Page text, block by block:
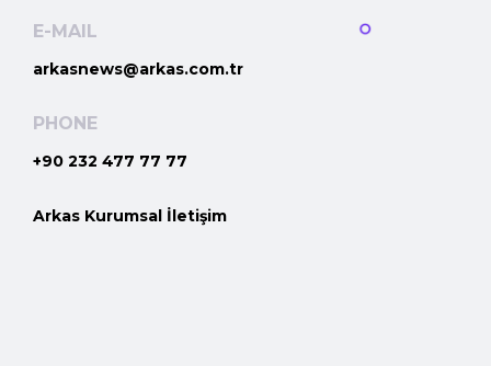
E-MAIL
arkasnews@arkas.com.tr
PHONE
+90 232 477 77 77
Arkas Kurumsal İletişim